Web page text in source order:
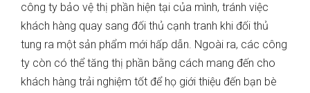
công ty bảo vệ thị phần hiện tại của mình, tránh việc
khách hàng quay sang đối thủ cạnh tranh khi đối thủ
tung ra một sản phẩm mới hấp dẫn. Ngoài ra, các công
ty còn có thể tăng thị phần bằng cách mang đến cho
khách hàng trải nghiệm tốt để họ giới thiệu đến bạn bè